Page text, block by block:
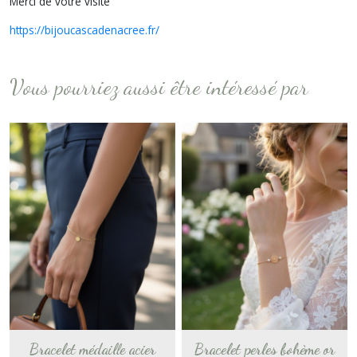
https://bijoucascadenacree.fr/
Vous pourriez aussi être intéressé par
Bracelet médaille acier
Bracelet perles bohème or